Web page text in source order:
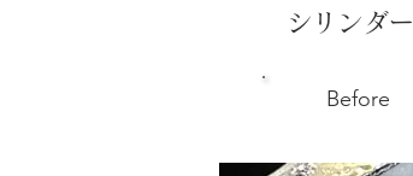
シリンダー
Before